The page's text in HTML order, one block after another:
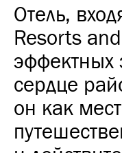
Отель,
Resorts
эффектных
сердце
он как